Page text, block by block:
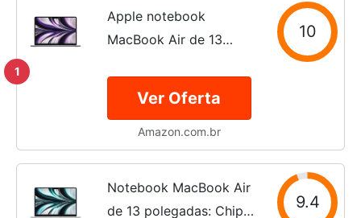
1
Apple notebook
MacBook Air de 13
núcleos e GPU de oito
núcleos, de 256 GB SSD
10
Ver Oferta
Amazon.com.br
Notebook MacBook Air
de 13 polegadas: Chip
9.4